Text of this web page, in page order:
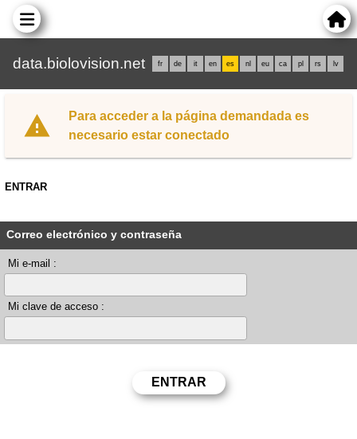
data.biolovision.net fr de it en es nl eu ca pl rs lv
Para acceder a la página demandada es
necesario estar conectado
ENTRAR
Correo electrónico y contraseña
Mi e-mail :
Mi clave de acceso :